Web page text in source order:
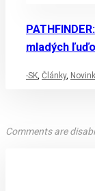
mladých
-SK, Články,
Comments are